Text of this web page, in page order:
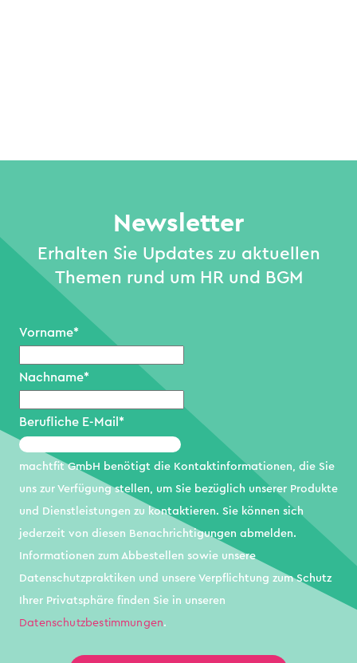
Newsletter
Erhalten Sie Updates zu aktuellen
Themen rund um HR und BGM
Vorname*
Nachname*
Berufliche E-Mail *
machtfit GmbH benötigt die Kontaktinformationen, die Sie
uns zur Verfügung stellen, um Sie bezüglich unserer Produkte
und Dienstleistungen zu kontaktieren. Sie können sich
jederzeit von diesen Benachrichtigungen abmelden.
Informationen zum Abbestellen sowie unsere
Datenschutzpraktiken und unsere Verpflichtung zum Schutz
Ihrer Privatsphäre finden Sie in unseren
Datenschutzbestimmungen.